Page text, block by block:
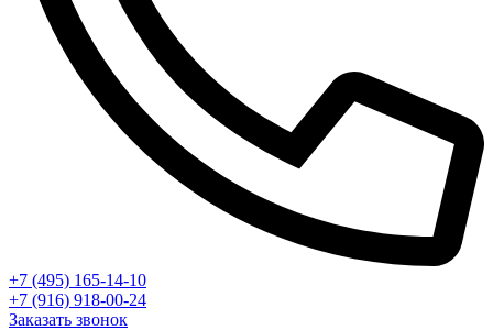
+7 (495) 165-14-10
+7 (916) 918-00-24
Заказать звонок